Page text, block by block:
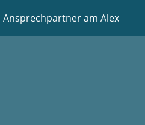
Ansprechpartner am Alex